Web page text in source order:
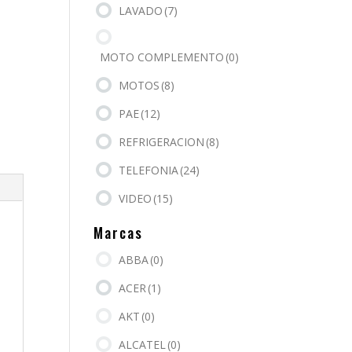
LAVADO (7)
MOTO COMPLEMENTO (0)
MOTOS (8)
PAE(12)
REFRIGERACION (8)
TELEFONIA(24)
VIDEO (15)
Marcas
ABBA(0)
ACER(1)
AKT (0)
ALCATEL(0)